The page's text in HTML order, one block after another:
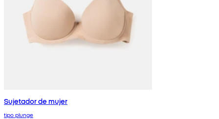
Sujetador de mujer
tipo plunge